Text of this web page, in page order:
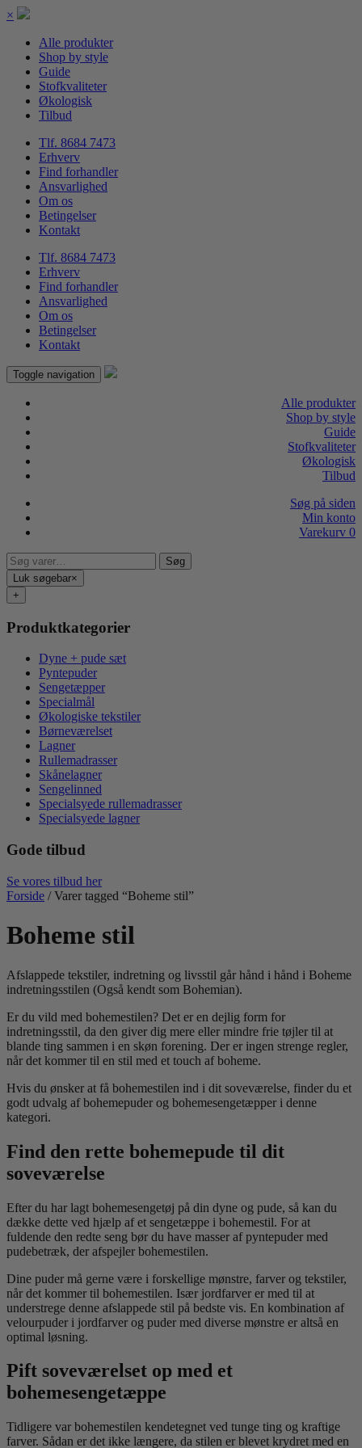
×
Alle produkter
Shop by style
Guide
Stofkvaliteter
Økologisk
Tilbud
Tlf. 8684 7473
Erhverv
Find forhandler
Ansvarlighed
Om os
Betingelser
Kontakt
Tlf. 8684 7473
Erhverv
Find forhandler
Ansvarlighed
Om os
Betingelser
Kontakt
Toggle navigation
Alle produkter
Shop by style
Guide
Stofkvaliteter
Økologisk
Tilbud
Søg på siden
Min konto
Varekurv 0
Søg
efter:
Søg
Luk søgebar×
+
Produktkategorier
Dyne + pude sæt
Pyntepuder
Sengetæpper
Specialmål
Økologiske tekstiler
Børneværelset
Lagner
Rullemadrasser
Skånelagner
Sengelinned
Specialsyede rullemadrasser
Specialsyede lagner
Gode tilbud
Se vores tilbud her
Forside / Varer tagged “Boheme stil”
Boheme stil
Afslappede tekstiler, indretning og livsstil går hånd i hånd i Boheme
indretningsstilen (Også kendt som Bohemian).
Er du vild med bohemestilen? Det er en dejlig form for
indretningsstil, da den giver dig mere eller mindre frie tøjler til at
blande ting sammen i en skøn forening. Der er ingen strenge regler,
når det kommer til en stil med et touch af boheme.
Hvis du ønsker at få bohemestilen ind i dit soveværelse, finder du et
godt udvalg af bohemepuder og bohemesengetæpper i denne
kategori.
Find den rette bohemepude til dit
soveværelse
Efter du har lagt bohemesengetøj på din dyne og pude, så kan du
dække dette ved hjælp af et sengetæppe i bohemestil. For at
fuldende den redte seng bør du have masser af pyntepuder med
pudebetræk, der afspejler bohemestilen.
Dine puder må gerne være i forskellige mønstre, farver og tekstiler,
når det kommer til bohemestilen. Især jordfarver er med til at
understrege denne afslappede stil på bedste vis. En kombination af
velourpuder i jordfarver og puder med diverse mønstre er altså en
optimal løsning.
Pift soveværelset op med et
bohemesengetæppe
Tidligere var bohemestilen kendetegnet ved tunge ting og kraftige
farver. Sådan er det ikke længere, da stilen er blevet krydret med en